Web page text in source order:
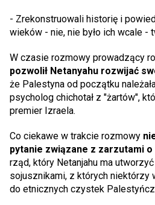
- Zrekonstruowali historię i
wieków - nie, nie było ich wcale -
W czasie rozmowy prowadzący
pozwolił Netanyahu rozwijać
że Palestyna od początku
psycholog chichotał z "żartów",
premier Izraela.
Co ciekawe w trakcie rozmowy
pytanie związane z zarzutami
rząd, który Netanjahu ma
sojusznikami, z których niektórzy
do etnicznych czystek